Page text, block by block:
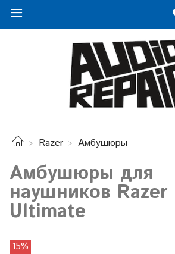
Razer Амбушюры
Амбушюры для
наушников Razer
Ultimate
15%